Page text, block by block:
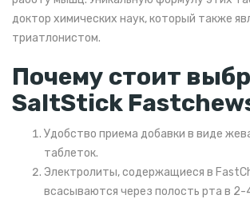
доктор химических наук, который также
триатлонистом.
Почему стоит
SaltStick
Удобство приема добавки в виде
таблеток.
Электролиты, содержащиеся в
всасываются через полость рта в 2-